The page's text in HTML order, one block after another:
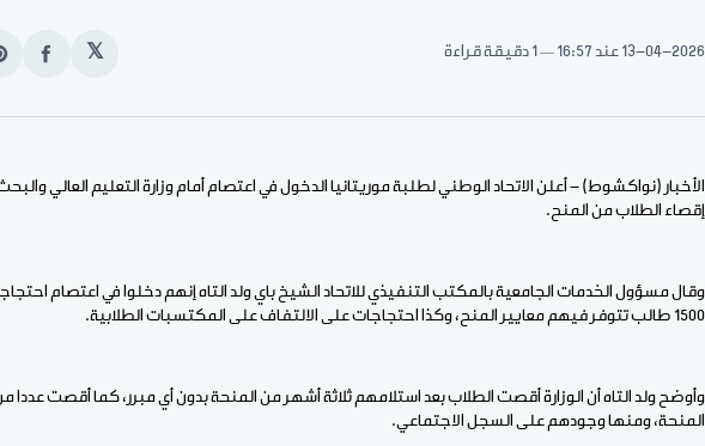
13-04-2026 عند 16:57 1 دقيقة قراءة 𝕏
انشر
الأخبار (نواكشوط) - أعلن الاتحاد الوطني لطلبة موريتانيا الدخول في اعتصام أمام وزارة التعليم العالي
إقصاء الطلاب من المنح.
وقال مسؤول الخدمات الجامعية بالمكتب التنفيذي للاتحاد الشيخ باي ولد التاه إنهم دخلوا في اعتصام
1500 طالب تتوفر فيهم معايير المنح، وكذا احتجاجات على الالتفاف على المكتسبات الطلابية.
وأوضح ولد التاه أن الوزارة أقصت الطلاب بعد استلامهم ثلاثة أشهر من المنحة بدون أي مبرر، كما أقصت عددا
المنحة، ومنها وجودهم على السجل الاجتماعي.